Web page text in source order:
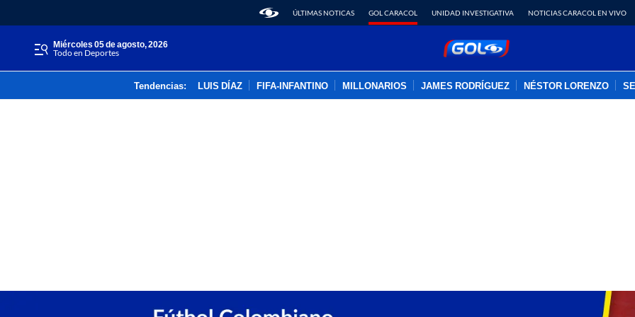
ÚLTIMAS NOTICAS GOL CARACOL UNIDAD INVESTIGATIVA NOTICIAS CARACOL EN VIVO
miércoles 05 de agosto, 2026
Todo en Deportes
Tendencias: LUIS DÍAZ FIFA-INFANTINO MILLONARIOS JAMES RODRÍGUEZ NÉSTOR LORENZO